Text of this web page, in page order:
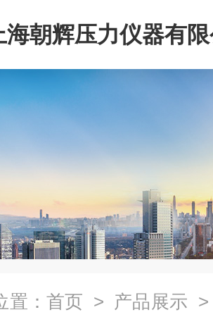
海朝辉压力仪器有
置： 首页 > 产品展示